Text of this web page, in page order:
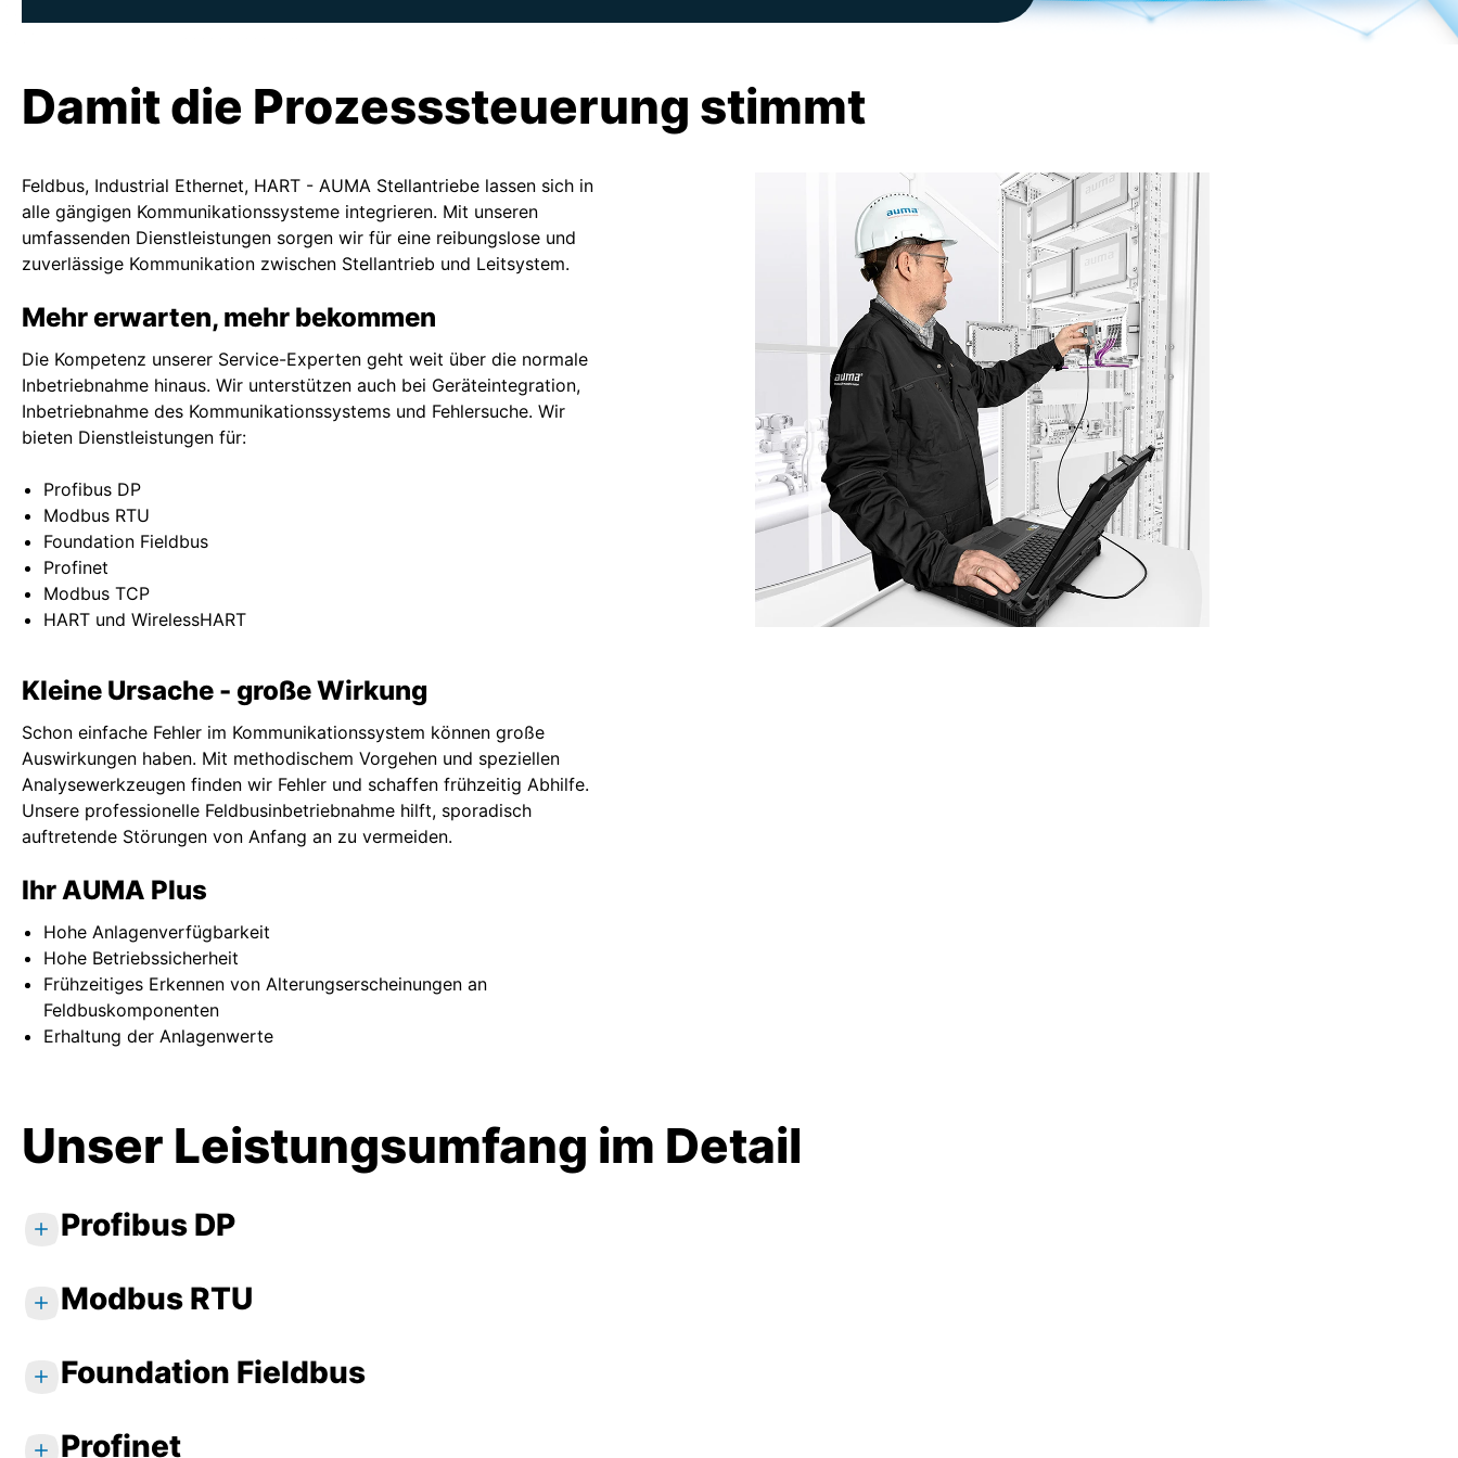
Damit die Prozesssteuerung stimmt
Feldbus, Industrial Ethernet, HART - AUMA Stellantriebe lassen sich in
alle gängigen Kommunikationssysteme integrieren. Mit unseren
umfassenden Dienstleistungen sorgen wir für eine reibungslose und
zuverlässige Kommunikation zwischen Stellantrieb und Leitsystem.
Mehr erwarten, mehr bekommen
Die Kompetenz unserer Service-Experten geht weit über die normale
Inbetriebnahme hinaus. Wir unterstützen auch bei Geräteintegration,
Inbetriebnahme des Kommunikationssystems und Fehlersuche. Wir
bieten Dienstleistungen für:
Profibus DP
Modbus RTU
Foundation Fieldbus
Profinet
Modbus TCP
HART und WirelessHART
Kleine Ursache - große Wirkung
Schon einfache Fehler im Kommunikationssystem können große
Auswirkungen haben. Mit methodischem Vorgehen und speziellen
Analysewerkzeugen finden wir Fehler und schaffen frühzeitig Abhilfe.
Unsere professionelle Feldbusinbetriebnahme hilft, sporadisch
auftretende Störungen von Anfang an zu vermeiden.
Ihr AUMA Plus
Hohe Anlagenverfügbarkeit
Hohe Betriebssicherheit
Frühzeitiges Erkennen von Alterungserscheinungen an
Feldbuskomponenten
Erhaltung der Anlagenwerte
Unser Leistungsumfang im Detail
Profibus DP
Standardleistungen
Geräteintegration und Inbetriebnahme
Mastersimulation mit Funktionstest
Auswertung der Feldbusdiagnosedaten des Stellantriebs
Modbus RTU
Standardleistungen
Geräteintegration und Inbetriebnahme
Foundation Fieldbus
Standardleistungen
Profinet